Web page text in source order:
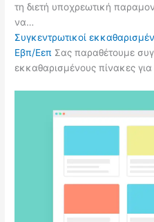
τη διετή υποχρεωτική
να…
Συγκεντρωτικοί
Εβπ/Εεπ Σας παραθέτουμε
εκκαθαρισμένους πίνακες